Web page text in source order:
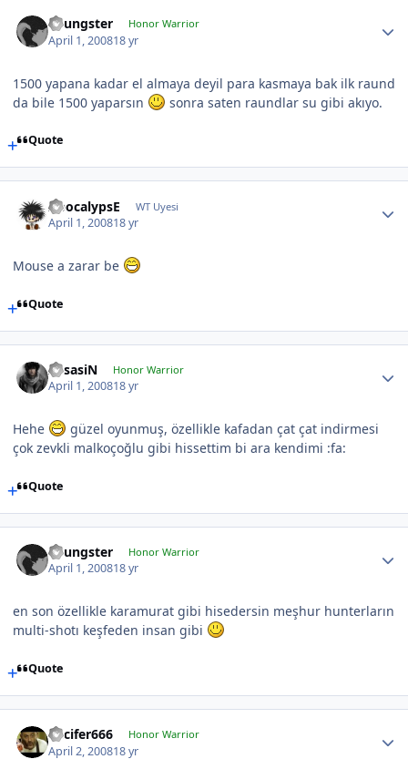
Youngster Honor Warrior
April 1, 200818 yr
1500 yapana kadar el almaya deyil para kasmaya bak ilk raund
da bile 1500 yaparsın
sonra saten raundlar su gibi akıyo.
Quote
ApocalypsE WT Uyesi
April 1, 200818 yr
Mouse a zarar be
Quote
AssasiN Honor Warrior
April 1, 200818 yr
Hehe
güzel oyunmuş, özellikle kafadan çat çat indirmesi
çok zevkli malkoçoğlu gibi hissettim bi ara kendimi :fa:
Quote
Youngster Honor Warrior
April 1, 200818 yr
en son özellikle karamurat gibi hisedersin meşhur hunterların
multi-shotı keşfeden insan gibi
Quote
Lucifer666 Honor Warrior
April 2, 200818 yr